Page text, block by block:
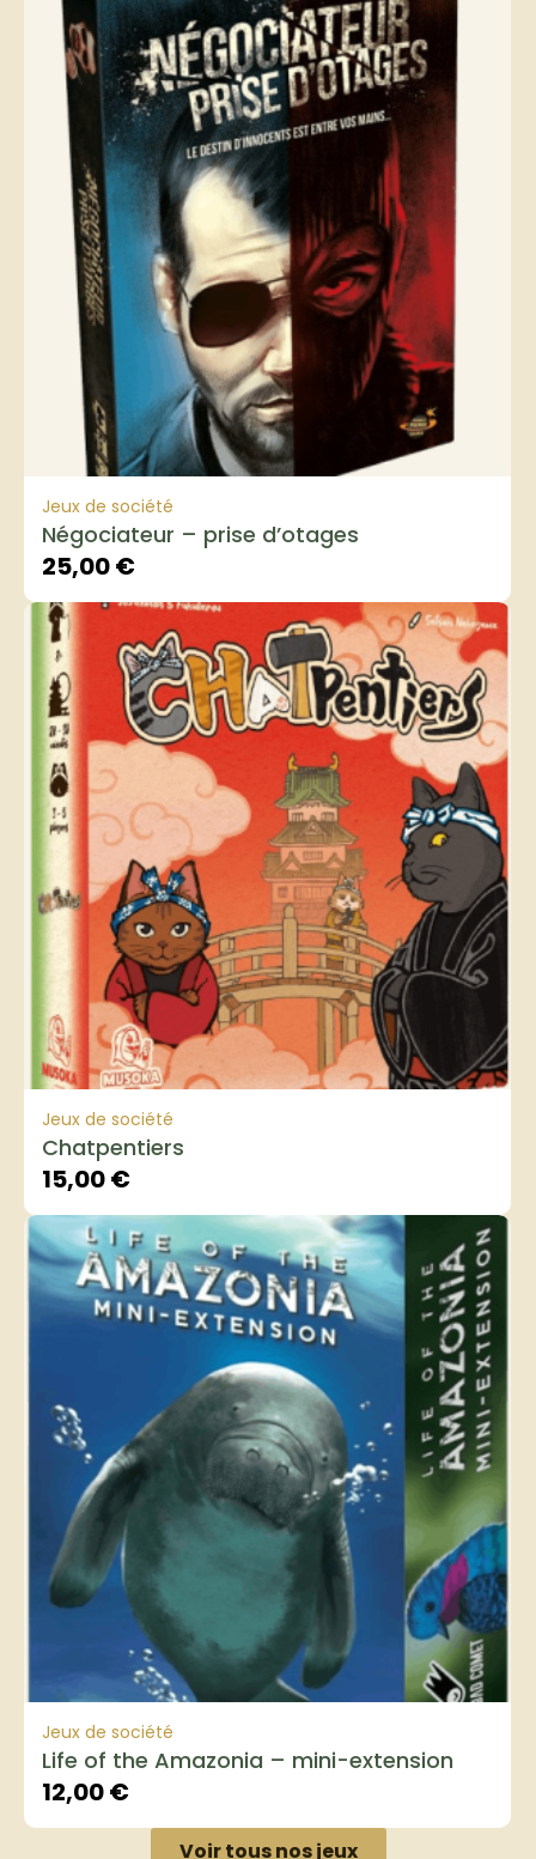
Jeux de société
Négociateur – prise d’otages
25,00€
Jeux de société
Chatpentiers
15,00€
Jeux de société
Life of the Amazonia – mini-extension
12,00€
Voir tous nos jeux